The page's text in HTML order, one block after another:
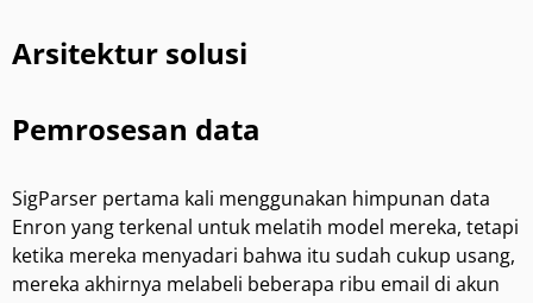
Arsitektur solusi
Pemrosesan data
SigParser pertama kali menggunakan himpunan data
Enron yang terkenal untuk melatih model mereka, tetapi
ketika mereka menyadari bahwa itu sudah cukup usang,
mereka akhirnya melabeli beberapa ribu email di akun